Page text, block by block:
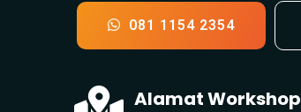
081 1154 2354
Alamat Workshop